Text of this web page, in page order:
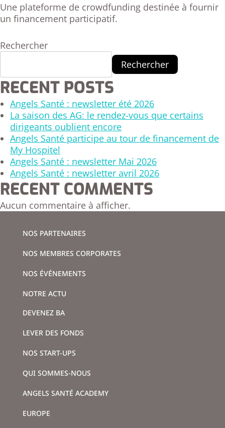
Une plateforme de crowdfunding destinée à fournir
un financement participatif.
Rechercher
Rechercher
RECENT POSTS
Angels Santé : newsletter été 2026
La saison des AG: le rendez-vous que certains
dirigeants oublient encore
Angels Santé participe au tour de financement de
My Hospitel
Angels Santé : newsletter Mai 2026
Angels Santé : newsletter avril 2026
RECENT COMMENTS
Aucun commentaire à afficher.
NOS PARTENAIRES
NOS MEMBRES CORPORATES
NOS ÉVÉNEMENTS
NOTRE ACTU
DEVENEZ BA
LEVER DES FONDS
NOS START-UPS
QUI SOMMES-NOUS
ANGELS SANTÉ ACADEMY
EUROPE